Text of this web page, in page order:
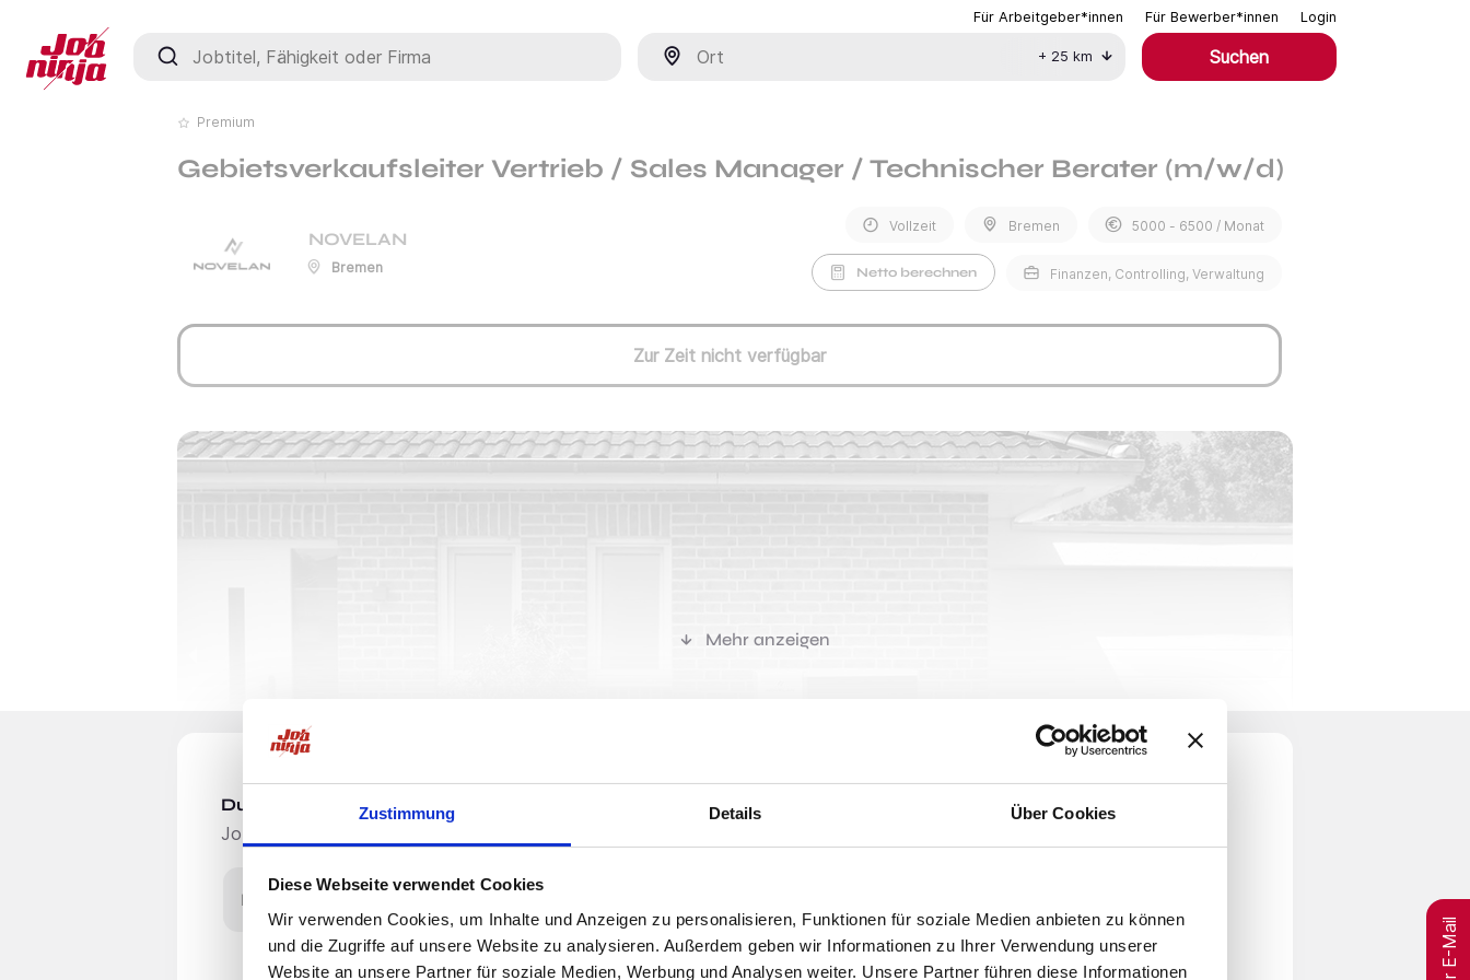
Zustimmung Details Über Cookies
Diese Webseite verwendet Cookies
Wir verwenden Cookies, um Inhalte und Anzeigen zu personalisieren, Funktionen für soziale Medien anbieten zu können
und die Zugriffe auf unsere Website zu analysieren. Außerdem geben wir Informationen zu Ihrer Verwendung unserer
Website an unsere Partner für soziale Medien, Werbung und Analysen weiter. Unsere Partner führen diese Informationen
Für Arbeitgeber*innen Für Bewerber*innen Login
Jobtitel, Fähigkeit oder Firma
+ 25 km Suchen
Premium
Gebietsverkaufsleiter Vertrieb / Sales Manager / Technischer Berater (m/w/d)
NOVELAN
Bremen
Vollzeit Bremen 5000 - 6500 / Monat
Netto berechnen Finanzen, Controlling, Verwaltung
Zur Zeit nicht verfügbar
HEAT 'N' CHILL
Mehr anzeigen
Du möchtest Jobs, die zu Dir passen?
Jobangebote per E-Mail erhalten
E-Mail-Adresse